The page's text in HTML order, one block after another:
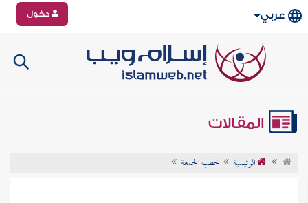
عربي دخول
المقالات
الرئيسية خطب الجمعة